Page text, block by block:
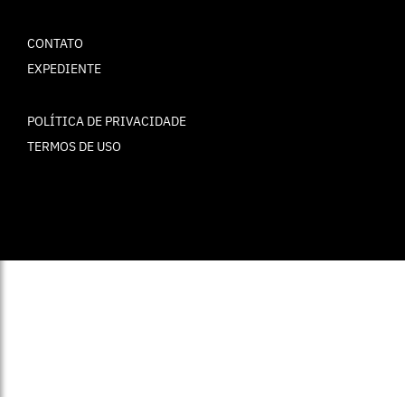
CONTATO
EXPEDIENTE
POLÍTICA DE PRIVACIDADE
TERMOS DE USO